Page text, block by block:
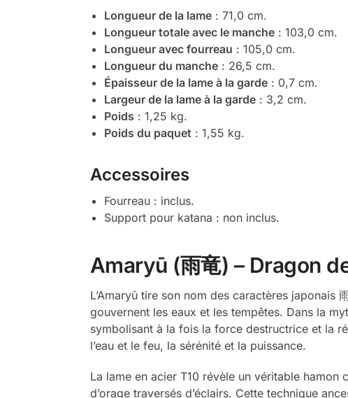
Longueur de la lame: 71,0 cm.
Longueur totale avec le manche: 103,0 cm.
Longueur avec fourreau : 105,0 cm.
Longueur du manche: 26,5 cm.
Épaisseur de la lame à la garde: 0,7 cm.
Largeur de la lame à la garde: 3,2 cm.
Poids : 1,25 kg.
Poids du paquet : 1,55 kg.
Accessoires
Fourreau : inclus.
Support pour katana : non inclus.
Amaryū (雨竜) – Dragon
L’Amaryū tire son nom des caractères
gouvernent les eaux et les tempêtes. Dans la
symbolisant à la fois la force destructrice et la
l’eau et le feu, la sérénité et la puissance.
La lame en acier T10 révèle un véritable
d’orage traversés d’éclairs. Cette technique